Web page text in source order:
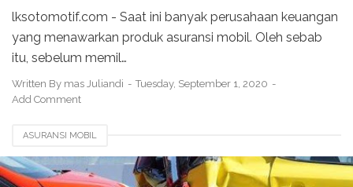
lksotomotif.com - Saat ini banyak perusahaan keuangan
yang menawarkan produk asuransi mobil. Oleh sebab
itu, sebelum memil…
Written By mas Juliandi
Tuesday, September 1, 2020
Add Comment
ASURANSI MOBIL